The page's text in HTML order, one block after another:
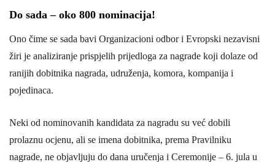
Do sada – oko 800 nominacija!
Ono čime se sada bavi Organizacioni odbor i Evropski nezavisni
žiri je analiziranje prispjelih prijedloga za nagrade koji dolaze od
ranijih dobitnika nagrada, udruženja, komora, kompanija i
pojedinaca.
Neki od nominovanih kandidata za nagradu su već dobili
prolaznu ocjenu, ali se imena dobitnika, prema Pravilniku
nagrade, ne objavljuju do dana uručenja i Ceremonije – 6. jula u